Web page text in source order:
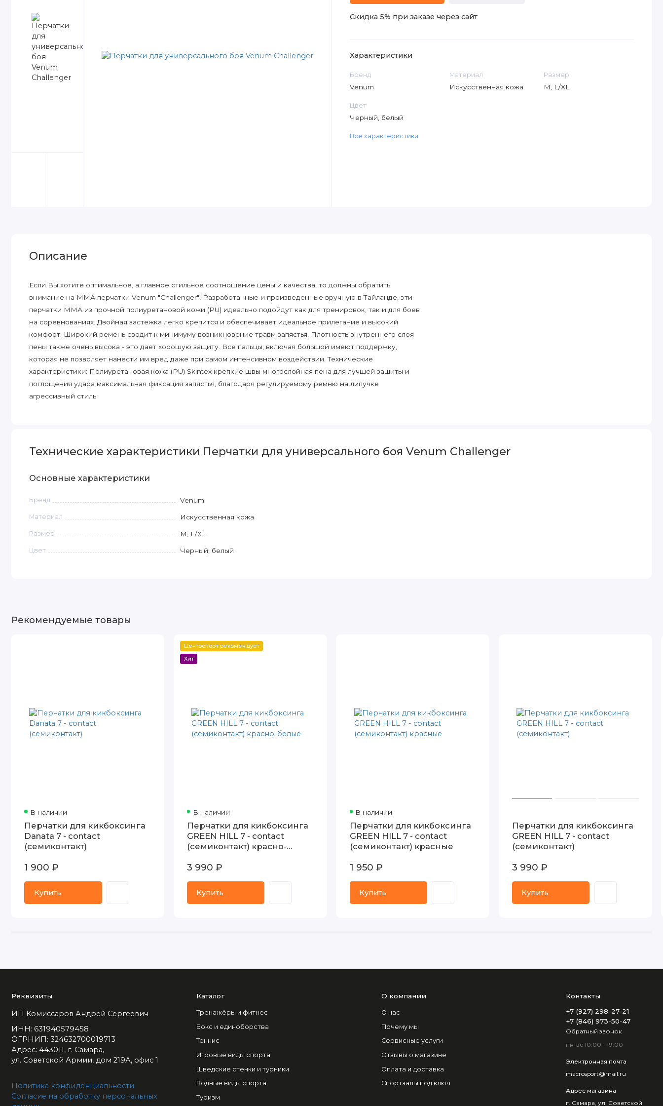
Скидка 5% при заказе через сайт
Характеристики
Бренд
Venum
Материал
Искусственная кожа
Размер
M, L/XL
Цвет
Черный, белый
Все характеристики
Описание
Если Вы хотите оптимальное, а главное стильное соотношение цены и качества, то должны обратить
внимание на ММА перчатки Venum "Challenger"! Разработанные и произведенные вручную в Тайланде, эти
перчатки ММА из прочной полиуретановой кожи (PU) идеально подойдут как для тренировок, так и для боев
на соревнованиях. Двойная застежка легко крепится и обеспечивает идеальное прилегание и высокий
комфорт. Широкий ремень сводит к минимуму возникновение травм запястья. Плотность внутреннего слоя
пены также очень высока - это дает хорошую защиту. Все пальцы, включая большой имеют поддержку,
которая не позволяет нанести им вред даже при самом интенсивном воздействии. Технические
характеристики: Полиуретановая кожа (PU) Skintex крепкие швы многослойная пена для лучшей защиты и
поглощения удара максимальная фиксация запястья, благодаря регулируемому ремню на липучке
агрессивный стиль
Технические характеристики Перчатки для универсального боя Venum Challenger
Основные характеристики
Бренд Venum
Материал Искусственная кожа
Размер M, L/XL
Цвет Черный, белый
Рекомендуемые товары
В наличии
Перчатки для кикбоксинга
Danata 7 - contact
(семиконтакт)
1 900 ₽
Купить
Центрспорт рекомендует
Хит
В наличии
Перчатки для кикбоксинга
GREEN HILL 7 - contact
(семиконтакт) красно-
3 990 ₽
Купить
В наличии
Перчатки для кикбоксинга
GREEN HILL 7 - contact
(семиконтакт) красные
1 950 ₽
Купить
Перчатки для кикбоксинга
GREEN HILL 7 - contact
(семиконтакт)
3 990 ₽
Купить
Реквизиты
ИП Комиссаров Андрей Сергеевич
ИНН: 631940579458
ОГРНИП: 324632700019713
Адрес: 443011, г. Самара,
ул. Советской Армии, дом 219А, офис 1
Политика конфиденциальности
Согласие на обработку персональных
Каталог
Тренажёры и фитнес
Бокс и единоборства
Теннис
Игровые виды спорта
Шведские стенки и турники
Водные виды спорта
Туризм
О компании
О нас
Почему мы
Сервисные услуги
Отзывы о магазине
Оплата и доставка
Спортзалы под ключ
Контакты
+7 (927) 298-27-21
+7 (846) 973-50-47
Обратный звонок
пн-вс 10:00 - 19:00
Электронная почта
macrosport@mail.ru
Адрес магазина
г. Самара, ул. Советской